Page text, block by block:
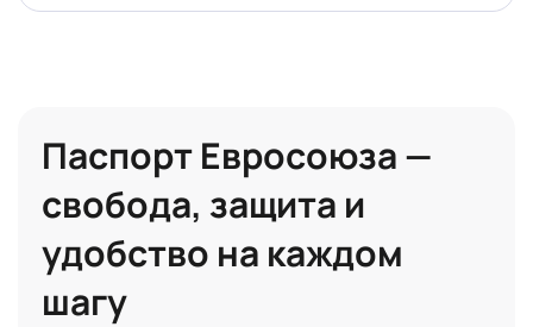
Паспорт Евросоюза —
свобода, защита и
удобство на каждом
шагу